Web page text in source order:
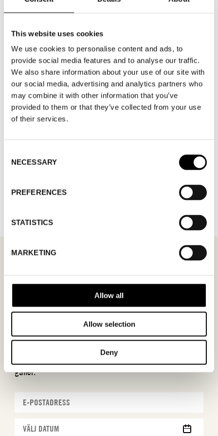
This website uses cookies
We use cookies to personalise content and ads, to
provide social media features and to analyse our traffic.
We also share information about your use of our site with
our social media, advertising and analytics partners who
may combine it with other information that you’ve
provided to them or that they’ve collected from your use
of their services.
Selection
NECESSARY
PREFERENCES
STATISTICS
MARKETING
Allow all
Allow selection
Deny
WHEREFashion Week Trade (Fair Hall A)
ADRESSAutomobilgatan 1, Nacka
strand
11 aug 2026 - 13 aug 2026
MÖTESFÖRFRÅGANTOEYS
möte och en hälsning. Kom ihåg att skriva i din
mailadress korrekt för att bekräftelsen ska nå
dig. Endast bekräftade mötesförfrågningar
gäller.